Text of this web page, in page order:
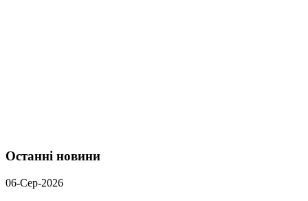
Останні новини
06-Сер-2026